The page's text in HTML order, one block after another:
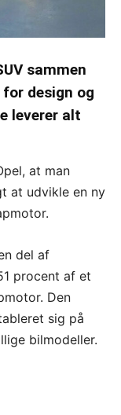
sammen
design og
leverer alt
at man
at udvikle en ny
del af
procent af et
Den
sig på
bilmodeller.